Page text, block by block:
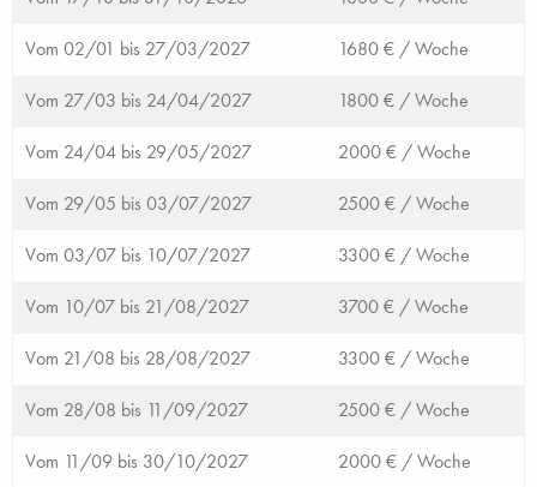
Vom 02/01 bis 27/03/2027 1680 € /Woche
Vom 27/03 bis 24/04/2027 1800 € /Woche
Vom 24/04 bis 29/05/2027 2000 € /Woche
Vom 29/05 bis 03/07/2027 2500 € /Woche
Vom 03/07 bis 10/07/2027 3300 € /Woche
Vom 10/07 bis 21/08/2027 3700 € /Woche
Vom 21/08 bis 28/08/2027 3300 € /Woche
Vom 28/08 bis 11/09/2027 2500 € /Woche
Vom 11/09 bis 30/10/2027 2000 € /Woche